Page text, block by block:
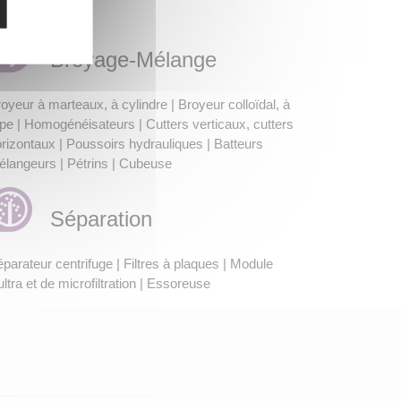
Broyage-Mélange
à marteaux, à cylindre | Broyeur colloïdal, à
| Homogénéisateurs | Cutters verticaux, cutters
| Poussoirs hydrauliques | Batteurs
| Pétrins | Cubeuse
Séparation
centrifuge | Filtres à plaques | Module
et de microfiltration | Essoreuse